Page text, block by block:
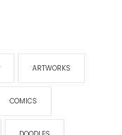
ARTWORKS
COMICS